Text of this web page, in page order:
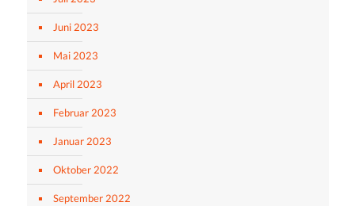
Juni 2023
Mai 2023
April 2023
Februar 2023
Januar 2023
Oktober 2022
September 2022